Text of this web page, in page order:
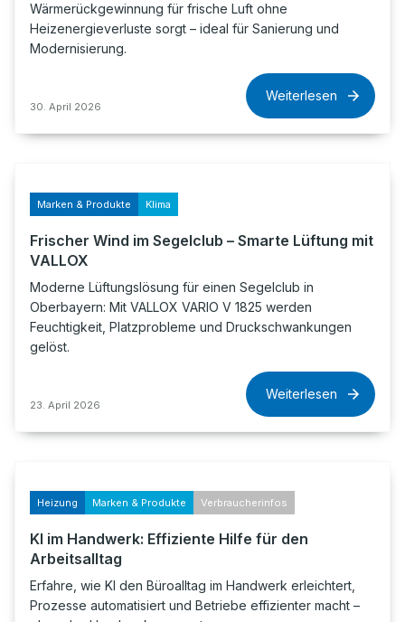
Wärmerückgewinnung für frische Luft ohne
Heizenergieverluste sorgt – ideal für Sanierung und
Modernisierung.
30. April 2026
Weiterlesen
Marken & Produkte Klima
Frischer Wind im Segelclub – Smarte Lüftung mit
VALLOX
Moderne Lüftungslösung für einen Segelclub in
Oberbayern: Mit VALLOX VARIO V 1825 werden
Feuchtigkeit, Platzprobleme und Druckschwankungen
gelöst.
23. April 2026
Weiterlesen
Heizung Marken & Produkte Verbraucherinfos
KI im Handwerk: Effiziente Hilfe für den
Arbeitsalltag
Erfahre, wie KI den Büroalltag im Handwerk erleichtert,
Prozesse automatisiert und Betriebe effizienter macht –